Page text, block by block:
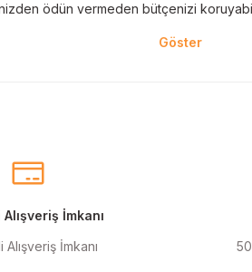
ödün vermeden bütçenizi
de mevcuttur. Muadil kartuş,
İmkanı
Alışveriş İmkanı